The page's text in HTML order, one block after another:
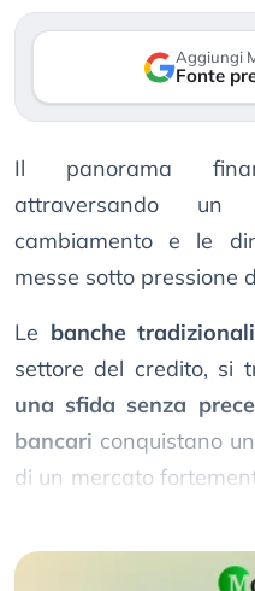
Aggiungi
Fonte
Il panorama
attraversando
cambiamento e le
messe sotto pressione
Le banche tradizionali
settore del credito, si
una sfida senza
bancari conquistano
di un mercato